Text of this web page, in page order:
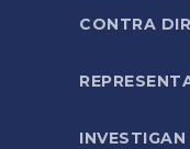
CONTRA